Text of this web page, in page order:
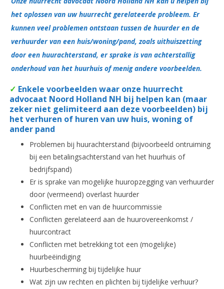
het oplossen van uw huurrecht gerelateerde probleem. Er
kunnen veel problemen ontstaan tussen de huurder en de
verhuurder van een huis/woning/pand, zoals uithuiszetting
door een huurachterstand, er sprake is van achterstallig
onderhoud van het huurhuis of menig andere voorbeelden.
✓ Enkele voorbeelden waar onze huurrecht
advocaat Noord Holland NH bij helpen kan (maar
zeker niet gelimiteerd aan deze voorbeelden) bij
het verhuren of huren van uw huis, woning of
ander pand
Problemen bij huurachterstand (bijvoorbeeld ontruiming
bij een betalingsachterstand van het huurhuis of
bedrijfspand)
Er is sprake van mogelijke huuropzegging van verhuurder
door (vermeend) overlast huurder
Conflicten met en van de huurcommissie
Conflicten gerelateerd aan de huurovereenkomst /
huurcontract
Conflicten met betrekking tot een (mogelijke)
huurbeëindiging
Huurbescherming bij tijdelijke huur
Wat zijn uw rechten en plichten bij tijdelijke verhuur?